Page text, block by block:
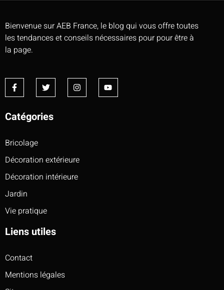
Bienvenue sur AEB France, le blog qui vous offre toutes
les tendances et conseils nécessaires pour pour être à
la page.
Catégories
Bricolage
Décoration extérieure
Décoration intérieure
Jardin
Vie pratique
Liens utiles
Contact
Mentions légales